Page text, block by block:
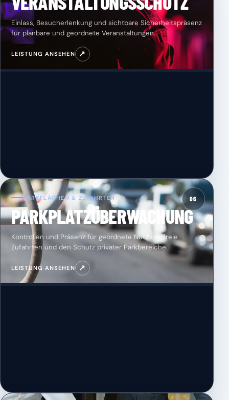
Einlass, Besucherlenkung und sichtbare Sicherheitspräsenz
für planbare und geordnete Veranstaltungen.
LEISTUNG ANSEHEN ↗
06
PARKFLÄCHEN & ZUFAHRTEN
PARKPLATZÜBERWACHUNG
Kontrollen und Präsenz für geordnete Nutzung, freie
Zufahrten und den Schutz privater Parkbereiche.
LEISTUNG ANSEHEN ↗